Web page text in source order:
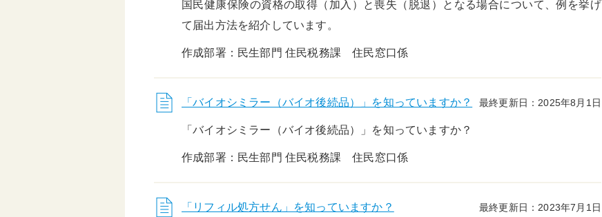
国民健康保険の資格の取得（加入）と喪失（脱退）となる場合について、例を挙げ
て届出方法を紹介しています。
作成部署：民生部門 住民税務課 住民窓口係
「バイオシミラー（バイオ後続品）」を知っていますか？ 最終更新日：2025年8月1日
「バイオシミラー（バイオ後続品）」を知っていますか？
作成部署：民生部門 住民税務課 住民窓口係
「リフィル処方せん」を知っていますか？ 最終更新日：2023年7月1日